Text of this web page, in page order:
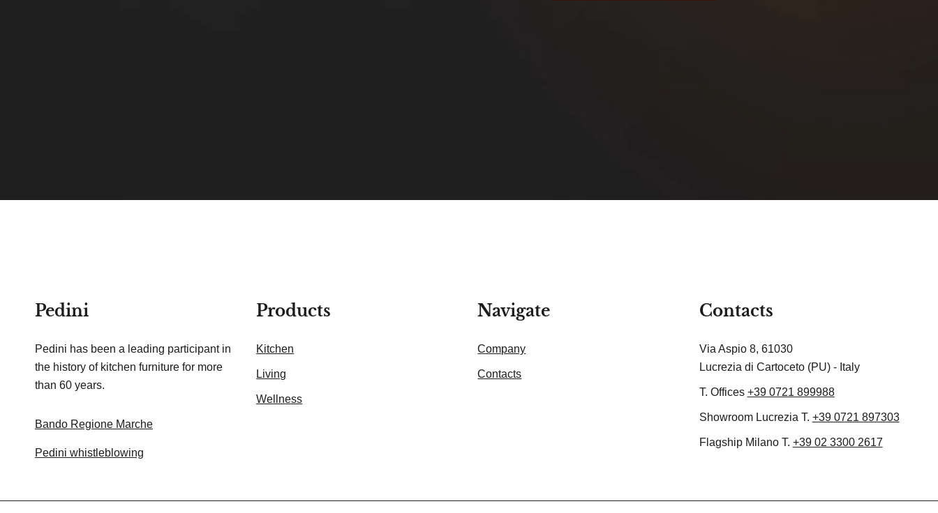
Pedini
Pedini has been a leading participant in
the history of kitchen furniture for more
than 60 years.
Bando Regione Marche
Pedini whistleblowing
Products
Kitchen
Living
Wellness
Navigate
Company
Contacts
Contacts
Via Aspio 8, 61030
Lucrezia di Cartoceto (PU) - Italy
T. Offices +39 0721 899988
Showroom Lucrezia T. +39 0721 897303
Flagship Milano T. +39 02 3300 2617